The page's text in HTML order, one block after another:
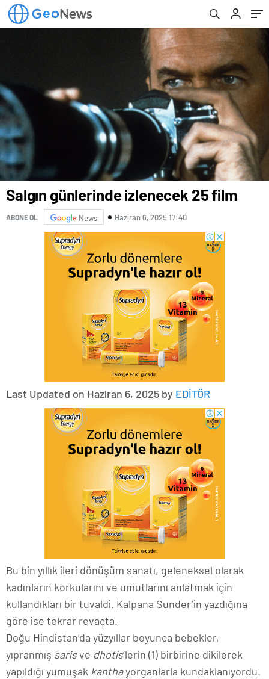
Salgın günlerinde izlenecek 25 film
ABONE OL News Haziran 6, 2025 17:40
Last Updated on Haziran 6, 2025 by EDİTÖR
Bu bin yıllık ileri dönüşüm sanatı, geleneksel olarak
kadınların korkularını ve umutlarını anlatmak için
kullandıkları bir tuvaldi. Kalpana Sunder’in yazdığına
göre ise tekrar revaçta.
Doğu Hindistan’da yüzyıllar boyunca bebekler,
yıpranmış sarisve dhotis’lerin (1) birbirine dikilerek
yapıldığı yumuşak kanthayorganlarla kundaklanıyordu.